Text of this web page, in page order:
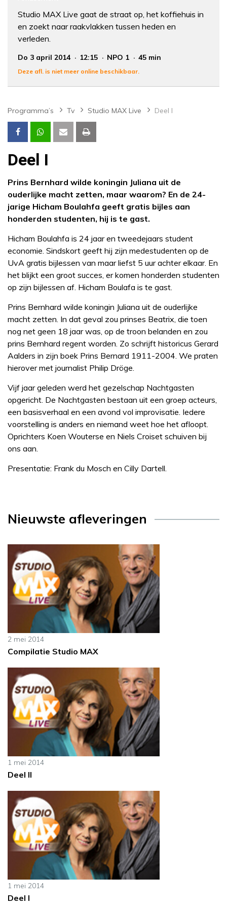
Studio MAX Live gaat de straat op, het koffiehuis in
en zoekt naar raakvlakken tussen heden en
verleden.
Do 3 april 2014 12:15 NPO 1 45 min
Deze afl. is niet meer online beschikbaar.
Programma’s Tv Studio MAX Live Deel I
Deel I
Prins Bernhard wilde koningin Juliana uit de
ouderlijke macht zetten, maar waarom? En de 24-
jarige Hicham Boulahfa geeft gratis bijles aan
honderden studenten, hij is te gast.
Hicham Boulahfa is 24 jaar en tweedejaars student
economie. Sindskort geeft hij zijn medestudenten op de
UvA gratis bijlessen van maar liefst 5 uur achter elkaar. En
het blijkt een groot succes, er komen honderden studenten
op zijn bijlessen af. Hicham Boulafa is te gast.
Prins Bernhard wilde koningin Juliana uit de ouderlijke
macht zetten. In dat geval zou prinses Beatrix, die toen
nog net geen 18 jaar was, op de troon belanden en zou
prins Bernhard regent worden. Zo schrijft historicus Gerard
Aalders in zijn boek Prins Bernard 1911-2004. We praten
hierover met journalist Philip Dröge.
Vijf jaar geleden werd het gezelschap Nachtgasten
opgericht. De Nachtgasten bestaan uit een groep acteurs,
een basisverhaal en een avond vol improvisatie. Iedere
voorstelling is anders en niemand weet hoe het afloopt.
Oprichters Koen Wouterse en Niels Croiset schuiven bij
ons aan.
Presentatie: Frank du Mosch en Cilly Dartell.
Nieuwste afleveringen
2 mei 2014
Compilatie Studio MAX
1 mei 2014
Deel II
1 mei 2014
Deel I